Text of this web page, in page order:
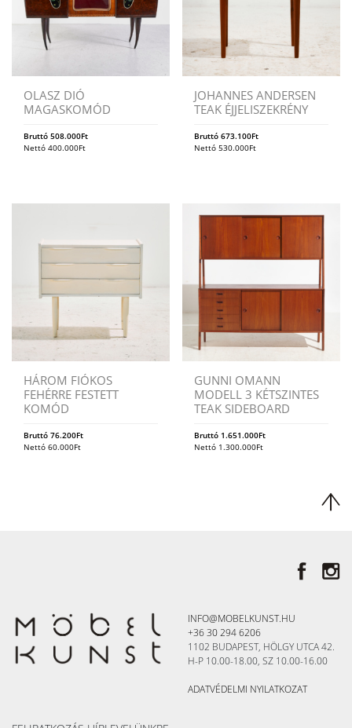
OLASZ DIÓ
MAGASKOMÓD
Bruttó 508.000Ft
Nettó 400.000Ft
JOHANNES ANDERSEN
TEAK ÉJJELISZEKRÉNY
Bruttó673.100Ft
Nettó530.000Ft
HÁROM FIÓKOS
FEHÉRRE FESTETT
KOMÓD
Bruttó 76.200Ft
Nettó 60.000Ft
GUNNI OMANN
MODELL 3 KÉTSZINTES
TEAK SIDEBOARD
Bruttó 1.651.000Ft
Nettó 1.300.000Ft
INFO@MOBELKUNST.HU
+36 30 294 6206
1102 BUDAPEST, HÖLGY UTCA 42.
H-P 10.00-18.00, SZ 10.00-16.00
ADATVÉDELMI NYILATKOZAT